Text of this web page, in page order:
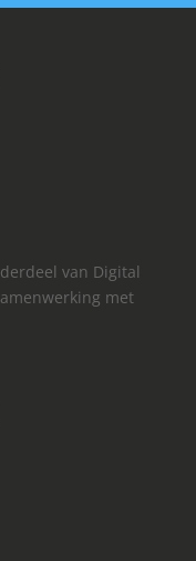
van Digital
met